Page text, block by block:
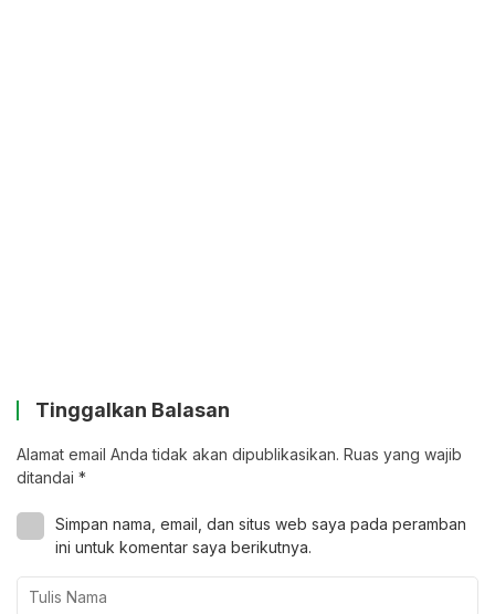
Tinggalkan Balasan
Alamat email Anda tidak akan dipublikasikan. Ruas yang wajib
ditandai *
Simpan nama, email, dan situs web saya pada peramban
ini untuk komentar saya berikutnya.